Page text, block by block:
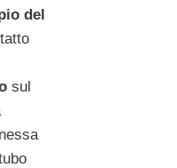
del
sul